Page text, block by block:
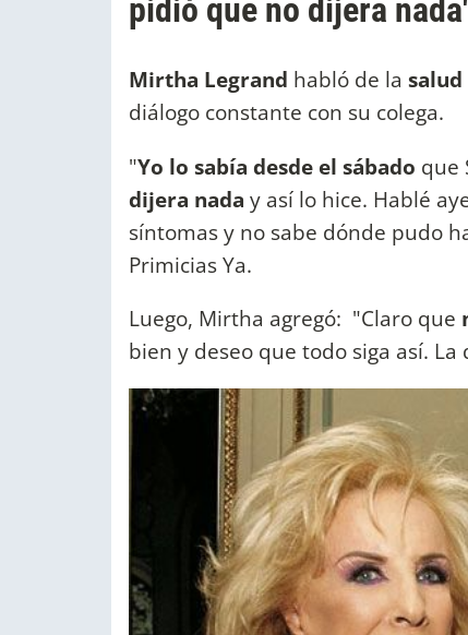
pidió que no dijera
Mirtha Legrand habló de la salud
diálogo constante con su colega.
"Yo lo sabía desde el sábado que
dijera nada y así lo hice. Hablé
síntomas y no sabe dónde pudo
Primicias Ya.
Luego, Mirtha agregó: "Claro que
bien y deseo que todo siga así.